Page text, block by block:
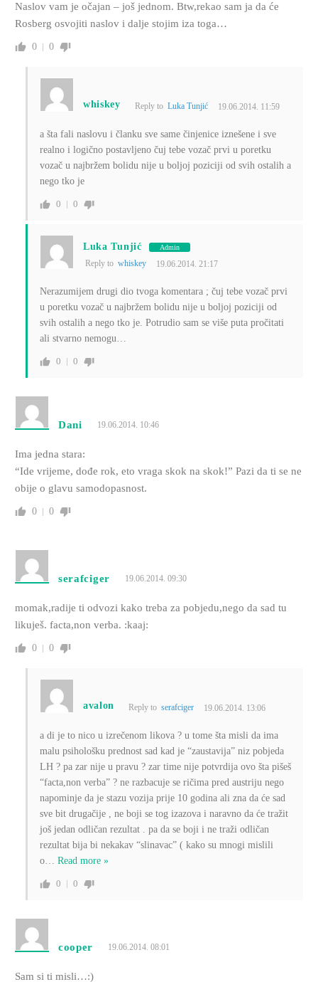
Naslov vam je očajan – još jednom. Btw,rekao sam ja da će
Rosberg osvojiti naslov i dalje stojim iza toga…
0 0
whiskey Reply to Luka Tunjić 19.06.2014. 11:59
a šta fali naslovu i članku sve same činjenice iznešene i sve
realno i logično postavljeno čuj tebe vozač prvi u poretku
vozač u najbržem bolidu nije u boljoj poziciji od svih ostalih a
nego tko je
0 0
Luka Tunjić Admin
Reply to whiskey 19.06.2014. 21:17
Nerazumijem drugi dio tvoga komentara ; čuj tebe vozač prvi
u poretku vozač u najbržem bolidu nije u boljoj poziciji od
svih ostalih a nego tko je. Potrudio sam se više puta pročitati
ali stvarno nemogu…
0 0
Dani 19.06.2014. 10:46
Ima jedna stara:
“Ide vrijeme, dođe rok, eto vraga skok na skok!” Pazi da ti se ne
obije o glavu samodopasnost.
0 0
serafciger 19.06.2014. 09:30
momak,radije ti odvozi kako treba za pobjedu,nego da sad tu
likuješ. facta,non verba. :kaaj:
0 0
avalon Reply toserafciger 19.06.2014. 13:06
a di je to nico u izrečenom likova ? u tome šta misli da ima
malu psihološku prednost sad kad je “zaustavija” niz pobjeda
LH ? pa zar nije u pravu ? zar time nije potvrdija ovo šta pišeš
“facta,non verba” ? ne razbacuje se ričima pred austriju nego
napominje da je stazu vozija prije 10 godina ali zna da će sad
sve bit drugačije , ne boji se tog izazova i naravno da će tražit
još jedan odličan rezultat . pa da se boji i ne traži odličan
rezultat bija bi nekakav “slinavac” ( kako su mnogi mislili
o… Read more »
0 0
cooper 19.06.2014. 08:01
Sam si ti misli…:)